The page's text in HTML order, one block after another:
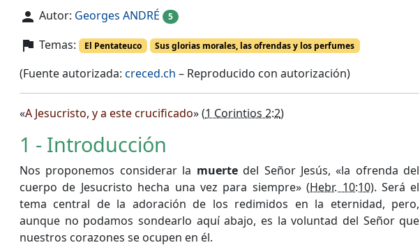
person Autor: Georges ANDRÉ 5
flag Temas: El Pentateuco Sus glorias morales, las ofrendas y los perfumes
(Fuente autorizada: creced.ch – Reproducido con autorización)
«A Jesucristo, y a este crucificado» (1 Corintios 2:2)
1 - Introducción
Nos proponemos considerar la muertedel Señor Jesús, «la ofrenda del
cuerpo de Jesucristo hecha una vez para siempre» (Hebr. 10:10). Será el
tema central de la adoración de los redimidos en la eternidad, pero,
aunque no podamos sondearlo aquí abajo, es la voluntad del Señor que
nuestros corazones se ocupen en él.